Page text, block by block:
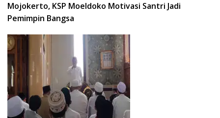
Mojokerto, KSP Moeldoko Motivasi Santri Jadi
Pemimpin Bangsa